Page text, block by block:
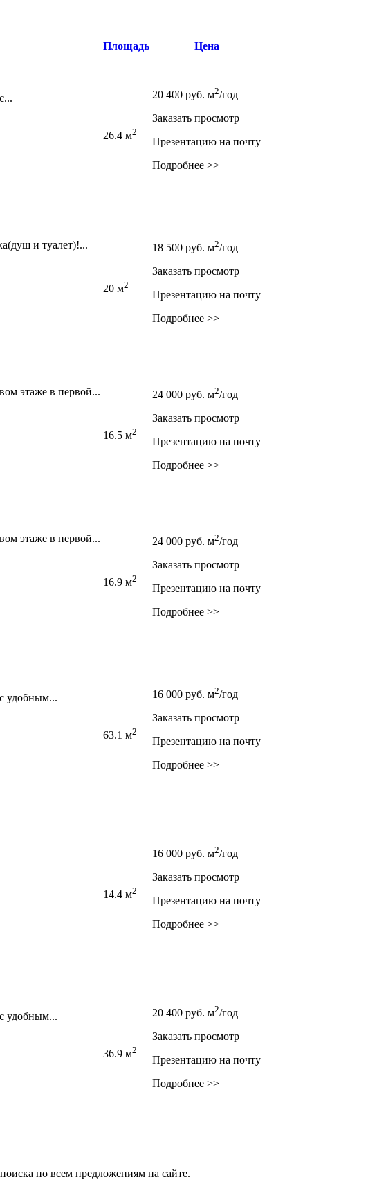
Площадь Цена
26.4 м2
20 400 руб. м2/год
Заказать просмотр
Презентацию на почту
Подробнее >>
и туалет)!...
20 м2
18 500 руб. м2/год
Заказать просмотр
Презентацию на почту
Подробнее >>
этаже в первой...
16.5 м2
24 000 руб. м2/год
Заказать просмотр
Презентацию на почту
Подробнее >>
этаже в первой...
16.9 м2
24 000 руб. м2/год
Заказать просмотр
Презентацию на почту
Подробнее >>
удобным...
63.1 м2
16 000 руб. м2/год
Заказать просмотр
Презентацию на почту
Подробнее >>
14.4 м2
16 000 руб. м2/год
Заказать просмотр
Презентацию на почту
Подробнее >>
удобным...
36.9 м2
20 400 руб. м2/год
Заказать просмотр
Презентацию на почту
Подробнее >>
по всем предложениям на сайте.